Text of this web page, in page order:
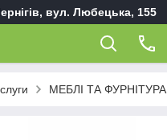
вул. Любецька, 155
МЕБЛІ ТА ФУРНІТУРА